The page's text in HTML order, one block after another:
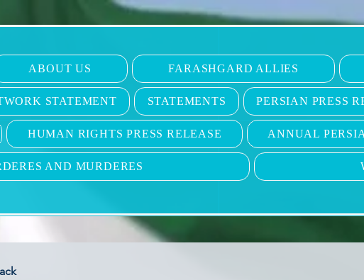
ABOUT US FARASHGARD ALLIES
STATEMENT STATEMENTS PERSIAN PRESS
HUMAN RIGHTS PRESS RELEASE ANNUAL
AND MURDERES